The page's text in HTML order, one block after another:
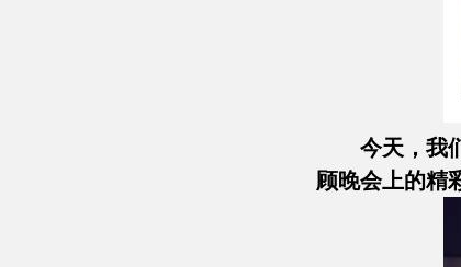
今天，我
顾晚会上的精